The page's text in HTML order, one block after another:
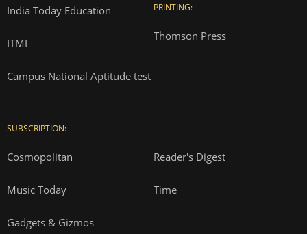
India Today Education
ITMI
Campus National Aptitude test
PRINTING:
Thomson Press
SUBSCRIPTION:
Cosmopolitan Reader's Digest
Music Today Time
Gadgets & Gizmos